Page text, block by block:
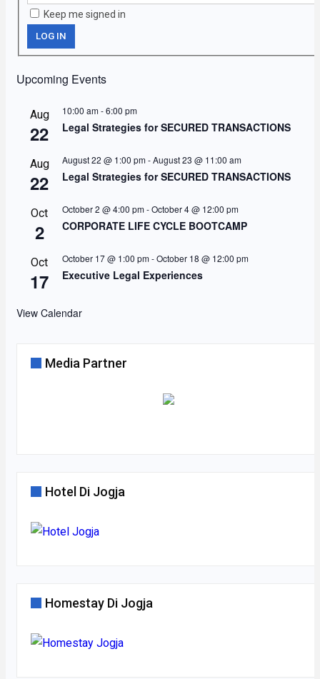
Keep me signed in
LOG IN
Upcoming Events
Aug
22
10:00 am-6:00 pm
Legal Strategies for SECURED TRANSACTIONS
Aug
22
August 22 @ 1:00 pm-August 23 @ 11:00 am
Legal Strategies for SECURED TRANSACTIONS
Oct
2
October 2 @ 4:00 pm-October 4 @ 12:00 pm
CORPORATE LIFE CYCLE BOOTCAMP
Oct
17
October 17 @ 1:00 pm-October 18 @ 12:00 pm
Executive Legal Experiences
View Calendar
Media Partner
Hotel Di Jogja
Homestay Di Jogja